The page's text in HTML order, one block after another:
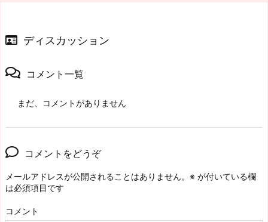
ディスカッション
コメント一覧
まだ、コメントがありません
コメントをどうぞ
メールアドレスが公開されることはありません。 ※ が付いている欄
は必須項目です
コメント